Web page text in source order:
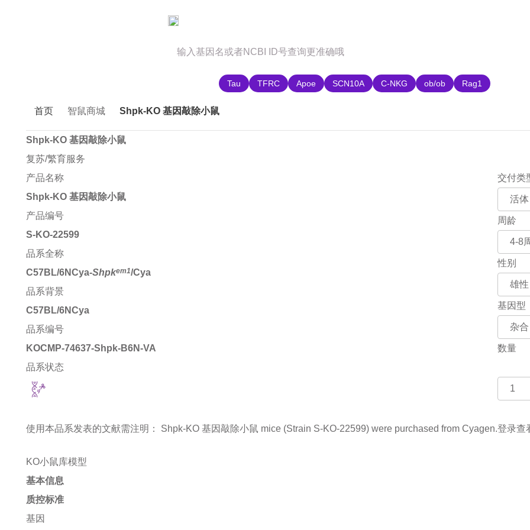
Tau TFRC Apoe SCN10A C-NKG ob/ob Rag1
首页 智鼠商城 Shpk-KO 基因敲除小鼠
Shpk-KO 基因敲除小鼠
复苏/繁育服务
产品名称
Shpk-KO 基因敲除小鼠
产品编号
S-KO-22599
品系全称
C57BL/6NCya-Shpkem1/Cya
品系背景
C57BL/6NCya
品系编号
KOCMP-74637-Shpk-B6N-VA
品系状态
使用本品系发表的文献需注明： Shpk-KO 基因敲除小鼠 mice (Strain S-KO-22599) were purchased from Cyagen.
交付类
周龄
性别
基因型
数量
登录查
KO小鼠库模型
基本信息
质控标准
基因